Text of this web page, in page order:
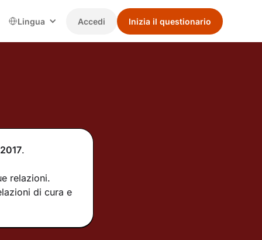
Lingua Accedi Inizia il questionario
2017.
relazioni.
di cura e